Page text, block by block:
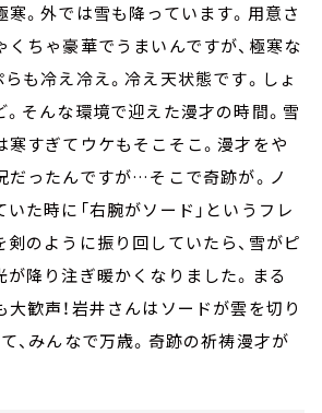
。外では雪も降っています。用意さ
ちゃ豪華でうまいんですが、極寒な
も冷え冷え。冷え天状態です。しょ
そんな環境で迎えた漫才の時間。雪
寒すぎてウケもそこそこ。漫才をや
だったんですが…そこで奇跡が。ノ
た時に「右腕がソード」というフレ
のように振り回していたら、雪がピ
降り注ぎ暖かくなりました。まる
歓声！岩井さんはソードが雲を切り
、みんなで万歳。奇跡の祈祷漫才が